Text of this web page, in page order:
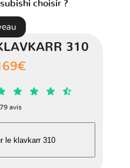
1 version
choisir ?
310
avis
le klavkarr 310